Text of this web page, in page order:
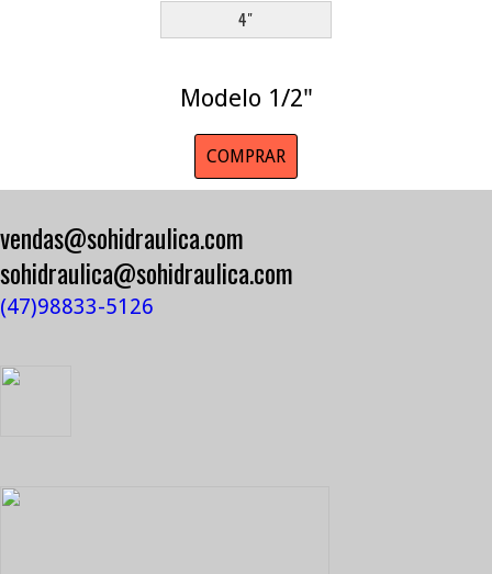
4"
Modelo 1/2"
COMPRAR
vendas@sohidraulica.com
sohidraulica@sohidraulica.com
(47)98833-5126